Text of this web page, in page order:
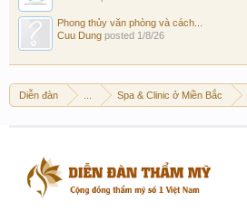
Phong thủy văn phòng và cách...
Cuu Dung posted 1/8/26
Diễn đàn Spa & Clinic ở Miền Bắc